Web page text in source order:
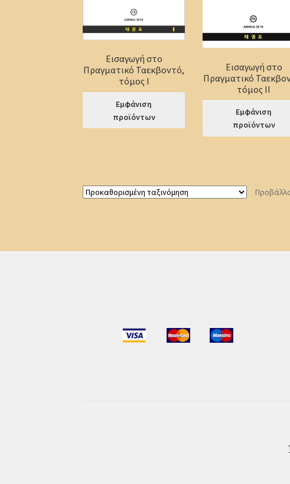
Εισαγωγή στο
Πραγματικό Ταεκβοντό,
τόμος Ι
Εμφάνιση
προϊόντων
Εισαγωγή στο
Πραγματικό
τόμος ΙΙ
Εμφάνιση
προϊόντων